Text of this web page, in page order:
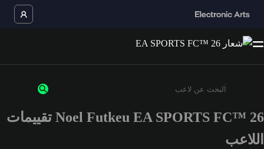
أدخل 3 أحرف أو أرقام على الأقل
Noel Futkeu EA SPORTS FC™ 26 تقييمات
اللاعب